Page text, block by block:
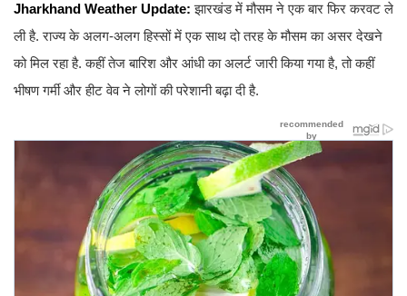
Jharkhand Weather Update: झारखंड में मौसम ने एक बार फिर करवट ले
ली है. राज्य के अलग-अलग हिस्सों में एक साथ दो तरह के मौसम का असर देखने
को मिल रहा है. कहीं तेज बारिश और आंधी का अलर्ट जारी किया गया है, तो कहीं
भीषण गर्मी और हीट वेव ने लोगों की परेशानी बढ़ा दी है.